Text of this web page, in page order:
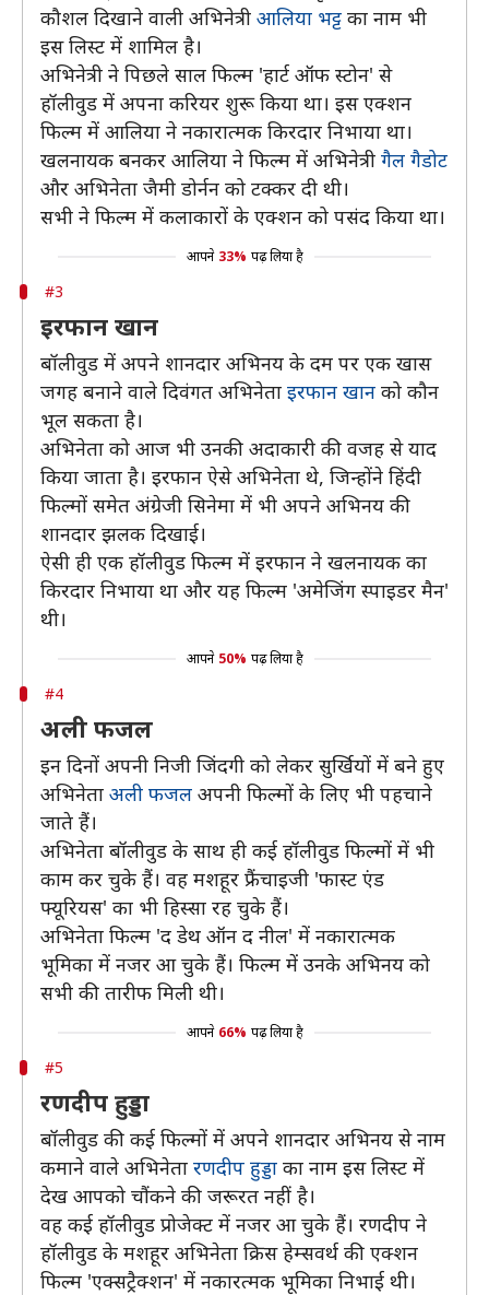
कौशल दिखाने वाली अभिनेत्री आलिया भट्ट का नाम भी
इस लिस्ट में शामिल है।
अभिनेत्री ने पिछले साल फिल्म 'हार्ट ऑफ स्टोन' से
हॉलीवुड में अपना करियर शुरू किया था। इस एक्शन
फिल्म में आलिया ने नकारात्मक किरदार निभाया था।
खलनायक बनकर आलिया ने फिल्म में अभिनेत्री गैल गैडोट
और अभिनेता जैमी डोर्नन को टक्कर दी थी।
सभी ने फिल्म में कलाकारों के एक्शन को पसंद किया था।
आपने 33% पढ़ लिया है
#3
इरफान खान
बॉलीवुड में अपने शानदार अभिनय के दम पर एक खास
जगह बनाने वाले दिवंगत अभिनेता इरफान खान को कौन
भूल सकता है।
अभिनेता को आज भी उनकी अदाकारी की वजह से याद
किया जाता है। इरफान ऐसे अभिनेता थे, जिन्होंने हिंदी
फिल्मों समेत अंग्रेजी सिनेमा में भी अपने अभिनय की
शानदार झलक दिखाई।
ऐसी ही एक हॉलीवुड फिल्म में इरफान ने खलनायक का
किरदार निभाया था और यह फिल्म 'अमेजिंग स्पाइडर मैन'
थी।
आपने 50% पढ़ लिया है
#4
अली फजल
इन दिनों अपनी निजी जिंदगी को लेकर सुर्खियों में बने हुए
अभिनेता अली फजल अपनी फिल्मों के लिए भी पहचाने
जाते हैं।
अभिनेता बॉलीवुड के साथ ही कई हॉलीवुड फिल्मों में भी
काम कर चुके हैं। वह मशहूर फ्रैंचाइजी 'फास्ट एंड
फ्यूरियस' का भी हिस्सा रह चुके हैं।
अभिनेता फिल्म 'द डेथ ऑन द नील' में नकारात्मक
भूमिका में नजर आ चुके हैं। फिल्म में उनके अभिनय को
सभी की तारीफ मिली थी।
आपने 66% पढ़ लिया है
#5
रणदीप हुड्डा
बॉलीवुड की कई फिल्मों में अपने शानदार अभिनय से नाम
कमाने वाले अभिनेता रणदीप हुड्डा का नाम इस लिस्ट में
देख आपको चौंकने की जरूरत नहीं है।
वह कई हॉलीवुड प्रोजेक्ट में नजर आ चुके हैं। रणदीप ने
हॉलीवुड के मशहूर अभिनेता क्रिस हेम्सवर्थ की एक्शन
फिल्म 'एक्सट्रैक्शन' में नकारत्मक भूमिका निभाई थी।